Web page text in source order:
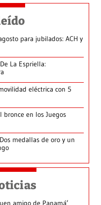
para jubilados: ACH y
La Espriella:
eléctrica con 5
bronce en los Juegos
medallas de oro y un
amigo de Panamá’